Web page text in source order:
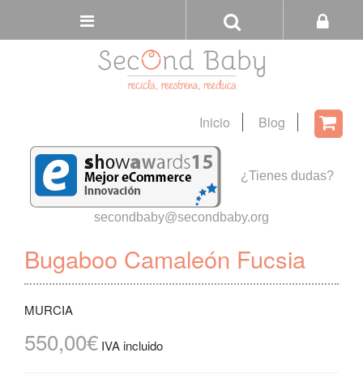
Tienda
Inicio Blog
¿Tienes dudas?
secondbaby@secondbaby.org
Bugaboo Camaleón Fucsia
MURCIA
550,00€ IVA incluido